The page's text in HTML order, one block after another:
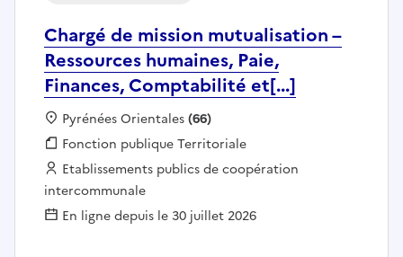
Chargé de mission mutualisation –
Ressources humaines, Paie,
Finances, Comptabilité et[...]
Localisation :
Pyrénées Orientales(66)
Fonction publique :
Fonction publique Territoriale
Employeur :
Etablissements publics de coopération
intercommunale
En ligne depuis le 30 juillet 2026